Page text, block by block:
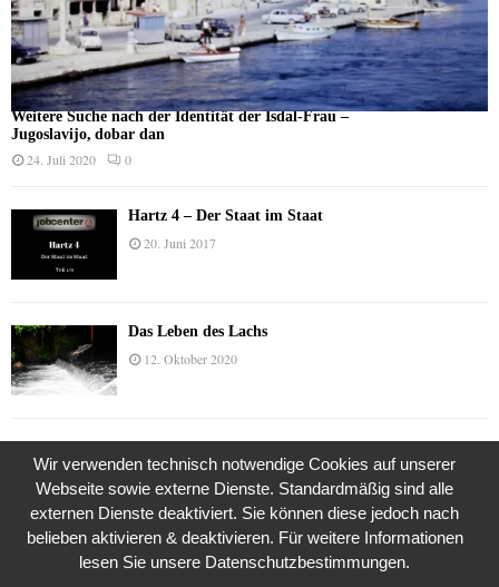
Weitere Suche nach der Identität der Isdal-Frau –
Jugoslavijo, dobar dan
24. Juli 2020 0
Hartz 4 – Der Staat im Staat
20. Juni 2017
Das Leben des Lachs
12. Oktober 2020
9. Juli 2018
Was ist denn das? -Mars „SOL 735“ Rover Curiosity
Wir verwenden technisch notwendige Cookies auf unserer
Webseite sowie externe Dienste. Standardmäßig sind alle
externen Dienste deaktiviert. Sie können diese jedoch nach
belieben aktivieren & deaktivieren. Für weitere Informationen
lesen Sie unsere Datenschutzbestimmungen.